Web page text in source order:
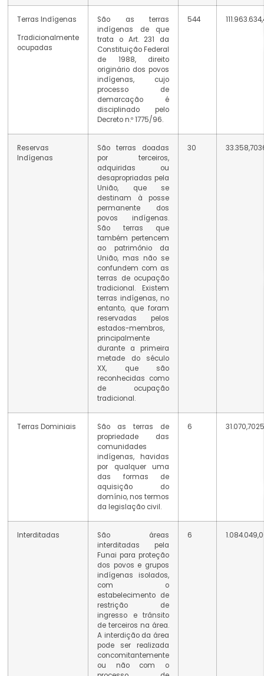
Terras Indígenas
Tradicionalmente
ocupadas
São as terras
indígenas de que
trata o Art. 231 da
Constituição Federal
de 1988, direito
originário dos povos
indígenas, cujo
processo de
demarcação é
disciplinado pelo
Decreto n.º 1775/96.
544
Reservas
Indígenas
São terras doadas
por terceiros,
adquiridas ou
desapropriadas pela
União, que se
destinam à posse
permanente dos
povos indígenas.
São terras que
também pertencem
ao patrimônio da
União, mas não se
confundem com as
terras de ocupação
tradicional. Existem
terras indígenas, no
entanto, que foram
reservadas pelos
estados-membros,
principalmente
durante a primeira
metade do século
XX, que são
reconhecidas como
de ocupação
tradicional.
30
Terras Dominiais
São as terras de
propriedade das
comunidades
indígenas, havidas
por qualquer uma
das formas de
aquisição do
domínio, nos termos
da legislação civil.
6 31.070,7025
Interditadas
São áreas
interditadas pela
Funai para proteção
dos povos e grupos
indígenas isolados,
com o
estabelecimento de
restrição de
ingresso e trânsito
de terceiros na área.
A interdição da área
pode ser realizada
concomitantemente
ou não com o
6